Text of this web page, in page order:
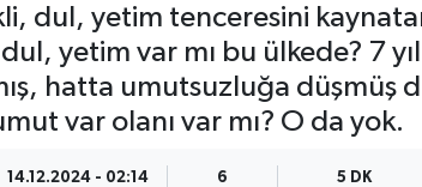
dul, yetim tenceresini
yetim var mı bu ülkede? 7
hatta umutsuzluğa düşmüş
var olanı var mı? O da yok.
14.12.2024 - 02:14 6 5 DK